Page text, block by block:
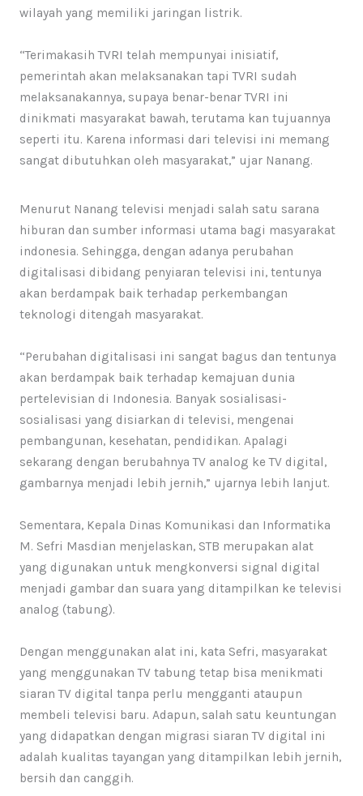
wilayah yang memiliki jaringan listrik.
“Terimakasih TVRI telah mempunyai inisiatif,
pemerintah akan melaksanakan tapi TVRI sudah
melaksanakannya, supaya benar-benar TVRI ini
dinikmati masyarakat bawah, terutama kan tujuannya
seperti itu. Karena informasi dari televisi ini memang
sangat dibutuhkan oleh masyarakat,” ujar Nanang.
Menurut Nanang televisi menjadi salah satu sarana
hiburan dan sumber informasi utama bagi masyarakat
indonesia. Sehingga, dengan adanya perubahan
digitalisasi dibidang penyiaran televisi ini, tentunya
akan berdampak baik terhadap perkembangan
teknologi ditengah masyarakat.
“Perubahan digitalisasi ini sangat bagus dan tentunya
akan berdampak baik terhadap kemajuan dunia
pertelevisian di Indonesia. Banyak sosialisasi-
sosialisasi yang disiarkan di televisi, mengenai
pembangunan, kesehatan, pendidikan. Apalagi
sekarang dengan berubahnya TV analog ke TV digital,
gambarnya menjadi lebih jernih,” ujarnya lebih lanjut.
Sementara, Kepala Dinas Komunikasi dan Informatika
M. Sefri Masdian menjelaskan, STB merupakan alat
yang digunakan untuk mengkonversi signal digital
menjadi gambar dan suara yang ditampilkan ke televisi
analog (tabung).
Dengan menggunakan alat ini, kata Sefri, masyarakat
yang menggunakan TV tabung tetap bisa menikmati
siaran TV digital tanpa perlu mengganti ataupun
membeli televisi baru. Adapun, salah satu keuntungan
yang didapatkan dengan migrasi siaran TV digital ini
adalah kualitas tayangan yang ditampilkan lebih jernih,
bersih dan canggih.